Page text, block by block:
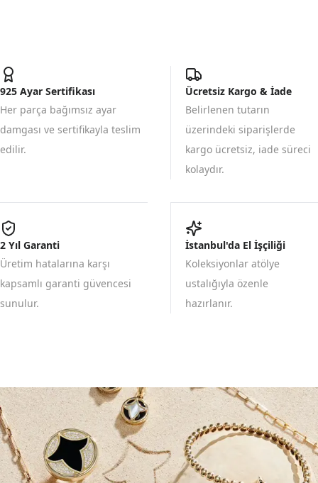
925 Ayar Sertifikası
Her parça bağımsız ayar
damgası ve sertifikayla teslim
edilir.
Ücretsiz Kargo & İade
Belirlenen tutarın
üzerindeki siparişlerde
kargo ücretsiz, iade süreci
kolaydır.
2 Yıl Garanti
Üretim hatalarına karşı
kapsamlı garanti güvencesi
sunulur.
İstanbul'da El İşçiliği
Koleksiyonlar atölye
ustalığıyla özenle
hazırlanır.